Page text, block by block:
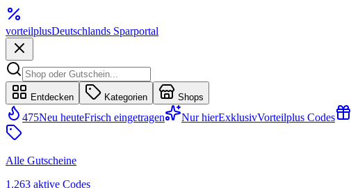
vorteilplusDeutschlands Sparportal
Entdecken Kategorien Shops
475Neu heuteFrisch eingetragen Nur hierExklusivVorteilplus Codes
Alle Gutscheine
1.263 aktive Codes